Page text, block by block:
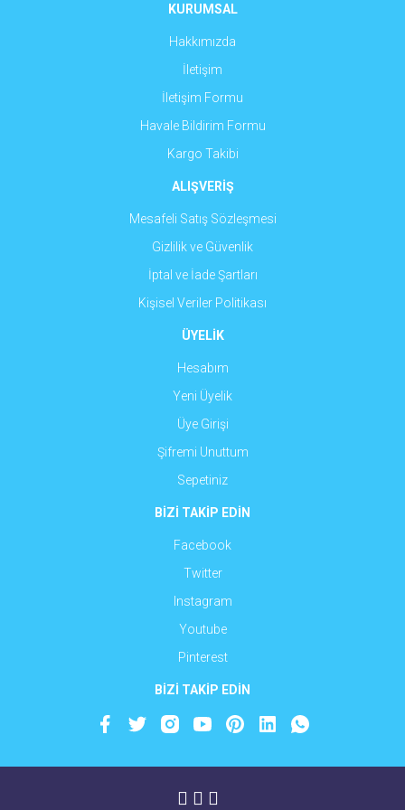
Ürün fiyatı diğer sitelerden daha pahalı.
Gönder
KURUMSAL
Hakkımızda
İletişim
İletişim Formu
Havale Bildirim Formu
Kargo Takibi
ALIŞVERİŞ
Mesafeli Satış Sözleşmesi
Gizlilik ve Güvenlik
İptal ve İade Şartları
Kişisel Veriler Politikası
ÜYELİK
Hesabım
Yeni Üyelik
Üye Girişi
Şifremi Unuttum
Sepetiniz
BİZİ TAKİP EDİN
Facebook
Twitter
Instagram
Youtube
Pinterest
BİZİ TAKİP EDİN